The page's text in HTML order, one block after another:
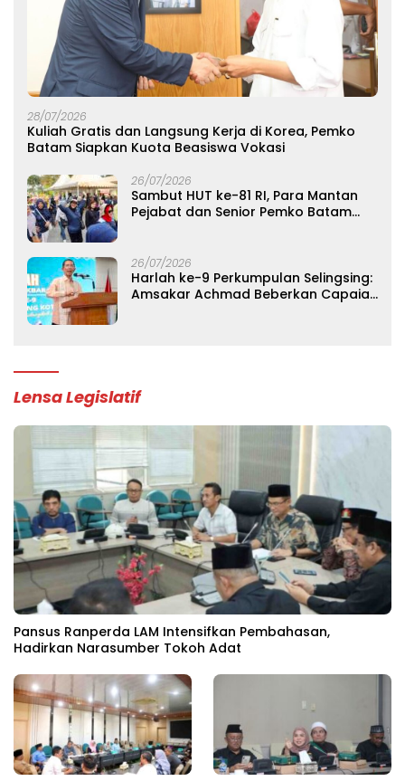
28/07/2026
Kuliah Gratis dan Langsung Kerja di Korea, Pemko
Batam Siapkan Kuota Beasiswa Vokasi
26/07/2026
Sambut HUT ke-81 RI, Para Mantan
Pejabat dan Senior Pemko Batam
26/07/2026
Harlah ke-9 Perkumpulan Selingsing:
Amsakar Achmad Beberkan Capaian
Lensa Legislatif
Pansus Ranperda LAM Intensifkan Pembahasan,
Hadirkan Narasumber Tokoh Adat